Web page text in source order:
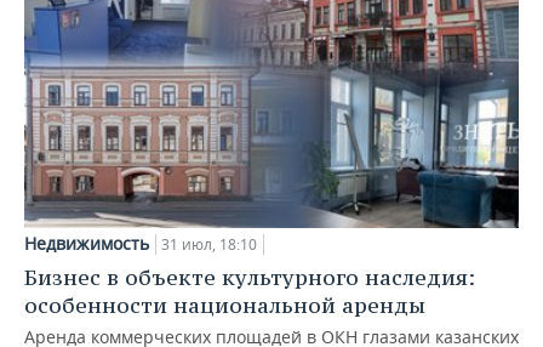
Недвижимость 31 июл, 18:10
Бизнес в объекте культурного наследия:
особенности национальной аренды
Аренда коммерческих площадей в ОКН глазами казанских